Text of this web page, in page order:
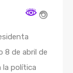
8 de abril de
la política